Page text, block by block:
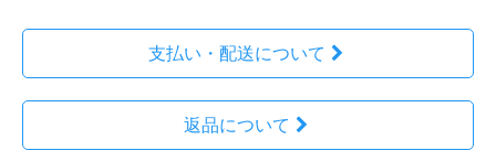
支払い・配送について
返品について